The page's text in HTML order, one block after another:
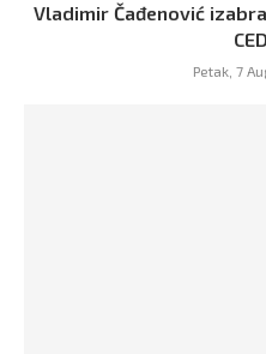
Vladimir Čađenović
Petak, 7